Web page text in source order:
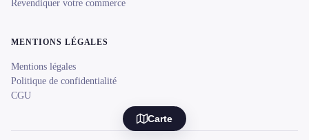
Carte
Revendiquer votre commerce
MENTIONS LÉGALES
Mentions légales
Politique de confidentialité
CGU